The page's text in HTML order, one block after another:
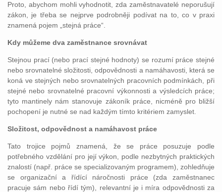
Proto, abychom mohli vyhodnotit, zda zaměstnavatelé neporušují
zákon, je třeba se nejprve podrobněji podívat na to, co v praxi
znamená pojem „stejná práce“.
Kdy můžeme dva zaměstnance srovnávat
Stejnou prací (nebo prací stejné hodnoty) se rozumí práce stejné
nebo srovnatelné složitosti, odpovědnosti a namáhavosti, která se
koná ve stejných nebo srovnatelných pracovních podmínkách, při
stejné nebo srovnatelné pracovní výkonnosti a výsledcích práce;
tyto mantinely nám stanovuje zákoník práce, nicméně pro bližší
pochopení je nutné se nad každým tímto kritériem zamyslet.
Složitost, odpovědnost a namáhavost práce
Tato trojice pojmů znamená, že se práce posuzuje podle
potřebného vzdělání pro její výkon, podle nezbytných praktických
znalostí (např. práce se specializovaným programem), zohledňuje
se organizační a řídící náročnosti práce (zda zaměstnanec
pracuje sám nebo řídí tým), relevantní je i míra odpovědnosti za